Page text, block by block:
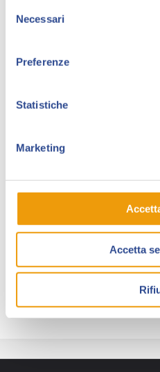
delNecessari
Preferenze
Statistiche
Marketing
Accetta
novelCome un insetto
,
testi di Gianfranco Staltari
perCut–Up Publishing
Nel 2023 ha disegnato la
e copertinista alla testata
illustracoverper libri e
Paolo Massagli è ospite di